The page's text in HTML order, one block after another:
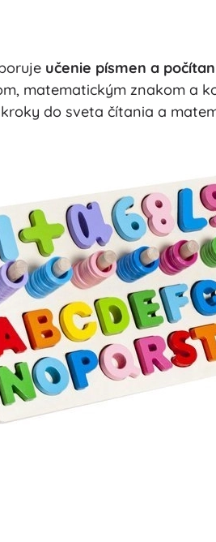
učenie písmen a
matematickým znakom a
do sveta čítania a